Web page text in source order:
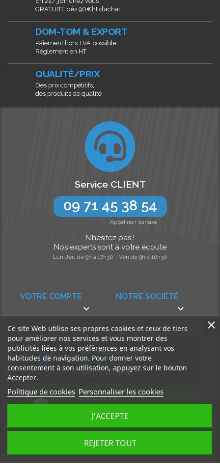
GRATUITE dès 90€ht d’achat
DOM-TOM & EXPORT
Paiement hors TVA possible
Règlement en HT
QUALITÉ/PRIX
Des prix compétitifs,
des produits de qualité
NOTRE SOCIÉTÉ

VOTRE COMPTE

Service CLIENT
09 71 45 38 54
Appel non surtaxé
N’hésitez pas !
Nos experts sont à votre écoute
Lun-Jeu de 9h à 17h30 - Ven de 9h à 16h30
Demande de devis
GRATUIT
Simple & rapide
Découvrez
Accédez à nos articles
Ce site Web utilise ses propres cookies et ceux de tiers
pour améliorer nos services et vous montrer des
publicités liées à vos préférences en analysant vos
habitudes de navigation. Pour donner votre
consentement à son utilisation, appuyez sur le bouton
Accepter.
Politique de cookies Personnaliser les cookies
REJETER TOUT
J'ACCEPTE
Tous droits réservés, MD Ouest © 2026